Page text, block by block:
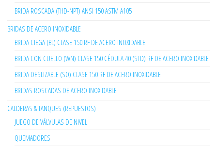
BRIDA ROSCADA (THD-NPT) ANSI 150 ASTM A105
BRIDAS DE ACERO INOXIDABLE
BRIDA CIEGA (BL) CLASE 150 RF DE ACERO INOXIDABLE
BRIDA CON CUELLO (WN) CLASE 150 CÉDULA 40 (STD) RF DE ACERO INOXIDABLE
BRIDA DESLIZABLE (SO) CLASE 150 RF DE ACERO INOXIDABLE
BRIDAS ROSCADAS DE ACERO INOXIDABLE
CALDERAS & TANQUES (REPUESTOS)
JUEGO DE VÁLVULAS DE NIVEL
QUEMADORES